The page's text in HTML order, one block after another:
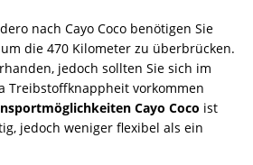
nach Cayo Coco benötigen Sie
die 470 Kilometer zu überbrücken.
jedoch sollten Sie sich im
Treibstoffknappheit vorkommen
Cayo Coco ist
jedoch weniger flexibel als ein